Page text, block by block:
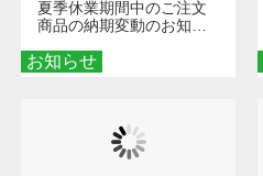
お知らせ
夏季休業期間中のご注文
商品の納期変動のお知ら